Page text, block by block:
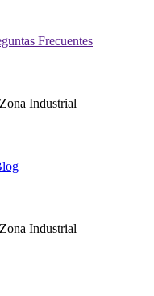
Frecuentes